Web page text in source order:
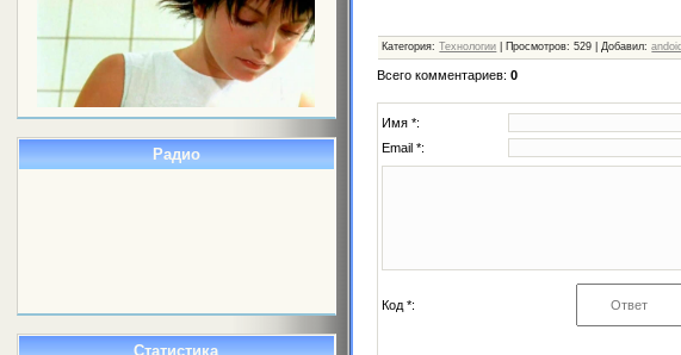
Радио
Статистика
Категория:Технологии Просмотров: 529 |Добавил:andoid
Всего комментариев:0
Имя *:
Email *:
Код *: